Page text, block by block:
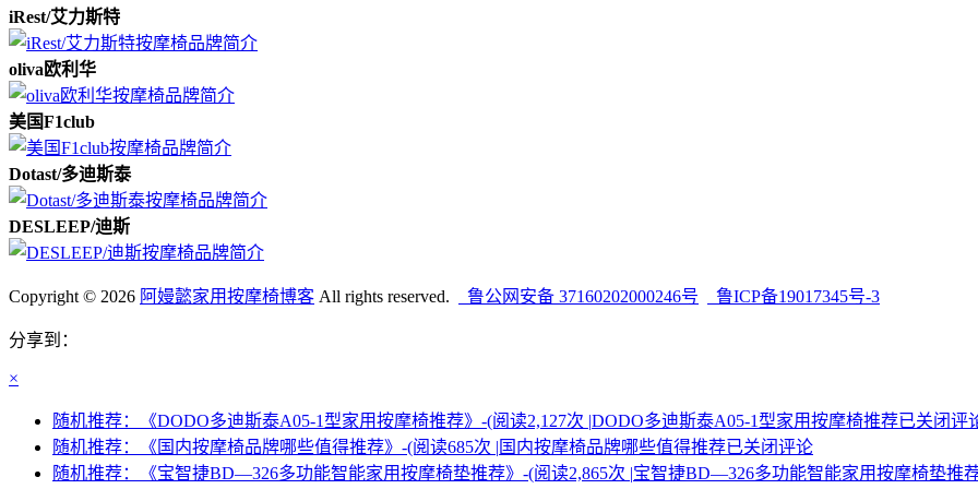
iRest/艾力斯特
oliva欧利华
美国F1club
Dotast/多迪斯泰
DESLEEP/迪斯
Copyright © 2026 阿嫚懿家用按摩椅博客 All rights reserved. 鲁公网安备 37160202000246号 鲁ICP备19017345号-3
分享到：
×
随机推荐：《DODO多迪斯泰A05-1型家用按摩椅推荐》-(阅读2,127次 |DODO多迪斯泰A05-1型家用按摩椅推荐已关闭评
随机推荐：《国内按摩椅品牌哪些值得推荐》-(阅读685次 | 国内按摩椅品牌哪些值得推荐已关闭评论
随机推荐：《宝智捷BD—326多功能智能家用按摩椅垫推荐》-(阅读2,865次 |宝智捷BD—326多功能智能家用按摩椅垫推